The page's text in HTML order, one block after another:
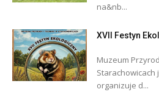
na&nb...
XVII Festyn
Muzeum
organizuje d...